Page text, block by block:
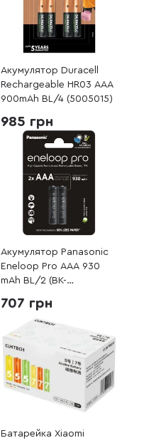
Акумулятор Duracell
Rechargeable HR03 AAA
900mAh BL/4 (5005015)
985 грн
Акумулятор Panasonic
Eneloop Pro AAA 930
mAh BL/2 (BK-
707 грн
Батарейка Xiaomi